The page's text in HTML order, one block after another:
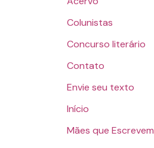
Colunistas
Concurso literário
Contato
Envie seu texto
Início
Mães que Escrevem